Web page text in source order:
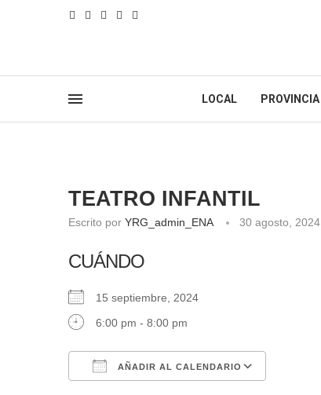
LOCAL PROVINCIA
TEATRO INFANTIL
Escrito por YRG_admin_ENA 30 agosto, 2024
CUÁNDO
15 septiembre, 2024
6:00 pm - 8:00 pm
AÑADIR AL CALENDARIO